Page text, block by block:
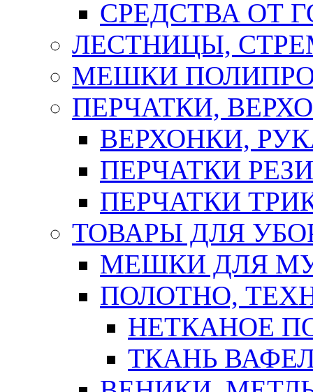
СРЕДСТВА ОТ
ЛЕСТНИЦЫ,
МЕШКИ
ПЕРЧАТКИ,
ВЕРХОНКИ,
ПЕРЧАТКИ
ПЕРЧАТКИ
ТОВАРЫ ДЛЯ
МЕШКИ ДЛЯ
ПОЛОТНО,
НЕТКАНОЕ
ТКАНЬ